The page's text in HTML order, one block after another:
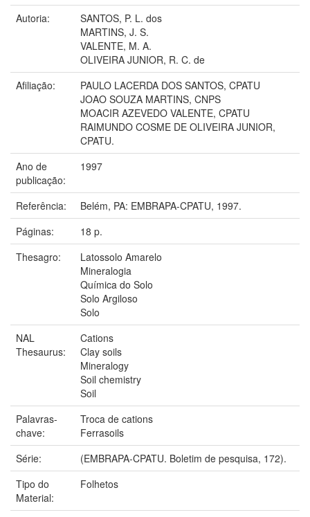
Autoria:
SANTOS, P. L. dos
MARTINS, J. S.
VALENTE, M. A.
OLIVEIRA JUNIOR, R. C. de
Afiliação:
PAULO LACERDA DOS SANTOS, CPATU
JOAO SOUZA MARTINS, CNPS
MOACIR AZEVEDO VALENTE, CPATU
RAIMUNDO COSME DE OLIVEIRA JUNIOR,
CPATU.
Ano de
publicação:
1997
Referência:
Belém, PA: EMBRAPA-CPATU, 1997.
Páginas:
18 p.
Thesagro:
Latossolo Amarelo
Mineralogia
Química do Solo
Solo Argiloso
Solo
NAL
Thesaurus:
Cations
Clay soils
Mineralogy
Soil chemistry
Soil
Palavras-
chave:
Troca de cations
Ferrasoils
Série:
(EMBRAPA-CPATU. Boletim de pesquisa, 172).
Tipo do
Material:
Folhetos